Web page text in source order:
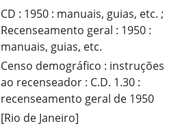
CD : 1950 : manuais, guias, etc. ;
Recenseamento geral : 1950 :
manuais, guias, etc.
Censo demográfico : instruções
ao recenseador : C.D. 1.30 :
recenseamento geral de 1950
[Rio de Janeiro]